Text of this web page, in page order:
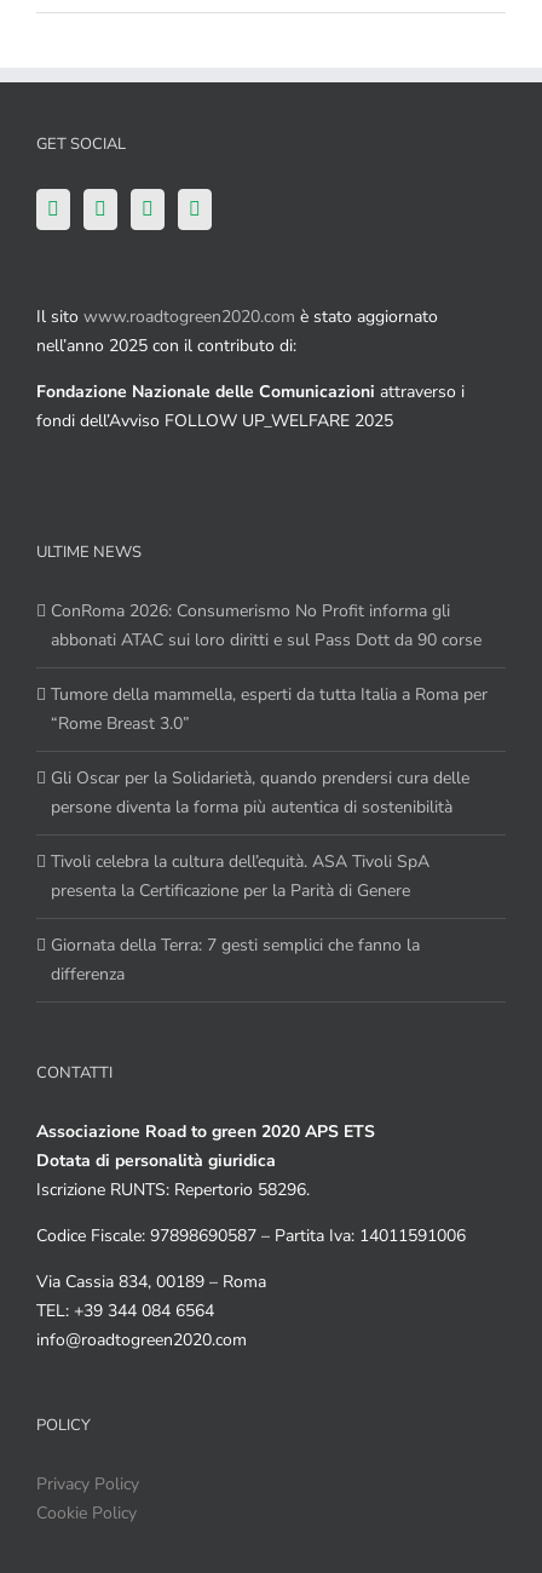
GET SOCIAL
Il sito www.roadtogreen2020.com è stato aggiornato
nell’anno 2025 con il contributo di:
Fondazione Nazionale delle Comunicazioni attraverso i
fondi dell’Avviso FOLLOW UP_WELFARE 2025
ULTIME NEWS
ConRoma 2026: Consumerismo No Profit informa gli
abbonati ATAC sui loro diritti e sul Pass Dott da 90 corse
Tumore della mammella, esperti da tutta Italia a Roma per
“Rome Breast 3.0”
Gli Oscar per la Solidarietà, quando prendersi cura delle
persone diventa la forma più autentica di sostenibilità
Tivoli celebra la cultura dell’equità. ASA Tivoli SpA
presenta la Certificazione per la Parità di Genere
Giornata della Terra: 7 gesti semplici che fanno la
differenza
CONTATTI
Associazione Road to green 2020 APS ETS
Dotata di personalità giuridica
Iscrizione RUNTS: Repertorio 58296.
Codice Fiscale: 97898690587 – Partita Iva: 14011591006
Via Cassia 834, 00189 – Roma
TEL: +39 344 084 6564
info@roadtogreen2020.com
POLICY
Privacy Policy
Cookie Policy